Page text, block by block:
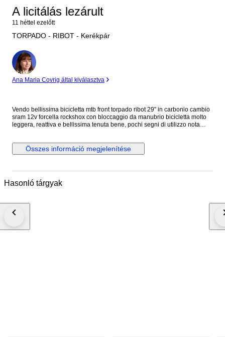
A licitálás lezárult
11 héttel ezelőtt
TORPADO - RIBOT - Kerékpár
Szakértő
Ana Maria Covrig által kiválasztva
Vendo bellissima bicicletta mtb front torpado ribot 29" in carbonio cambio
sram 12v forcella rockshox con bloccaggio da manubrio bicicletta molto
leggera, reattiva e bellissima tenuta bene, pochi segni di utilizzo nota
Összes információ megjelenítése
Hasonló tárgyak